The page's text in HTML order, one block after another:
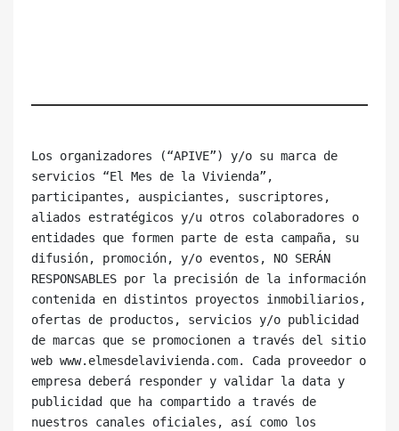
Los organizadores (“APIVE”) y/o su marca de
servicios “El Mes de la Vivienda”,
participantes, auspiciantes, suscriptores,
aliados estratégicos y/u otros colaboradores o
entidades que formen parte de esta campaña, su
difusión, promoción, y/o eventos, NO SERÁN
RESPONSABLES por la precisión de la información
contenida en distintos proyectos inmobiliarios,
ofertas de productos, servicios y/o publicidad
de marcas que se promocionen a través del sitio
web www.elmesdelavivienda.com. Cada proveedor o
empresa deberá responder y validar la data y
publicidad que ha compartido a través de
nuestros canales oficiales, así como los